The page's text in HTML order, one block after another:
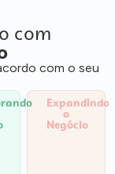
com
com o seu
Expandindo
o
Negócio